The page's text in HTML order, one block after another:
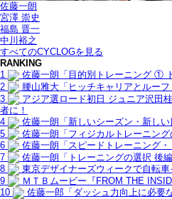
佐藤一朗
宮澤 崇史
福島 晋一
中川裕之
すべてのCYCLOGを見る
RANKING
1
佐藤一朗「目的別トレーニング ①
2
腰山雅大「ヒッチキャリアとルーフ
3
アジア選ロード初日 ジュニア沢田
者に！
4
佐藤一朗「新しいシーズン・新しい
5
佐藤一朗「フィジカルトレーニング
6
佐藤一朗「スピードトレーニング
7
佐藤一朗「トレーニングの選択 後編
8
東京デザイナーズウィークで自転
9
ＭＴＢムービー『FROM THE
10
佐藤一郎「ダッシュ力向上に必要